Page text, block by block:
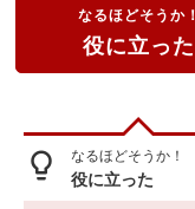
なるほどそうか！
役に立った
lightbulb_outline なるほどそうか！
役に立った